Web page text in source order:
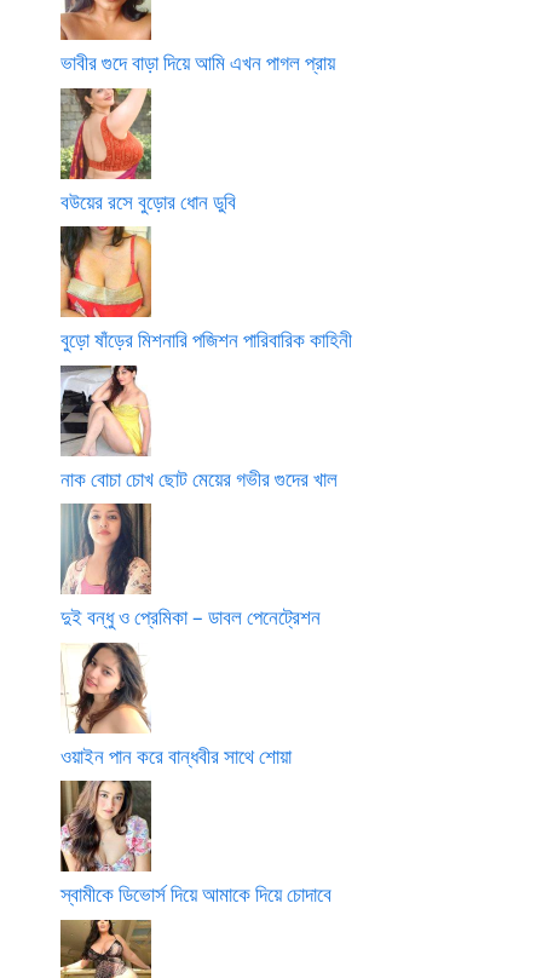
ভাবীর গুদে বাড়া দিয়ে আমি এখন পাগল প্রায়
বউয়ের রসে বুড়োর ধোন ডুবি
বুড়ো ষাঁড়ের মিশনারি পজিশন পারিবারিক কাহিনী
নাক বোচা চোখ ছোট মেয়ের গভীর গুদের খাল
দুই বন্ধু ও প্রেমিকা – ডাবল পেনেট্রেশন
ওয়াইন পান করে বান্ধবীর সাথে শোয়া
স্বামীকে ডিভোর্স দিয়ে আমাকে দিয়ে চোদাবে